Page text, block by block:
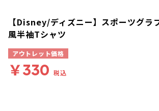
【Disney/ディズニー】スポーツグラ
風半袖Tシャツ
アウトレット価格
￥330 税込